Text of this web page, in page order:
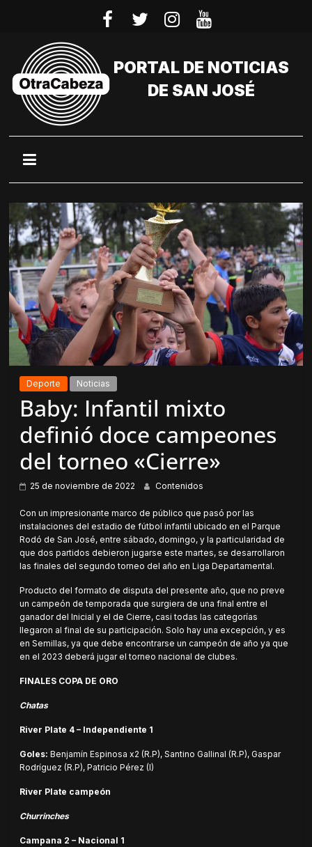
PORTAL DE NOTICIAS
DE SAN JOSÉ
Deporte Noticias
Baby: Infantil mixto
definió doce campeones
del torneo «Cierre»
25 de noviembre de 2022 Contenidos
Con un impresionante marco de público que pasó por las
instalaciones del estadio de fútbol infantil ubicado en el Parque
Rodó de San José, entre sábado, domingo, y la particularidad de
que dos partidos debieron jugarse este martes, se desarrollaron
las finales del segundo torneo del año en Liga Departamental.
Producto del formato de disputa del presente año, que no preve
un campeón de temporada que surgiera de una final entre el
ganador del Inicial y el de Cierre, casi todas las categorías
llegaron al final de su participación. Solo hay una excepción, y es
en Semillas, ya que debe encontrarse un campeón de año ya que
en el 2023 deberá jugar el torneo nacional de clubes.
FINALES COPA DE ORO
Chatas
River Plate 4 – Independiente 1
Goles: Benjamín Espinosa x2 (R.P), Santino Gallinal (R.P), Gaspar
Rodríguez (R.P), Patricio Pérez (I)
River Plate campeón
Churrinches
Campana 2 – Nacional 1